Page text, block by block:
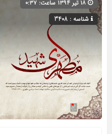
شناسه : 3408